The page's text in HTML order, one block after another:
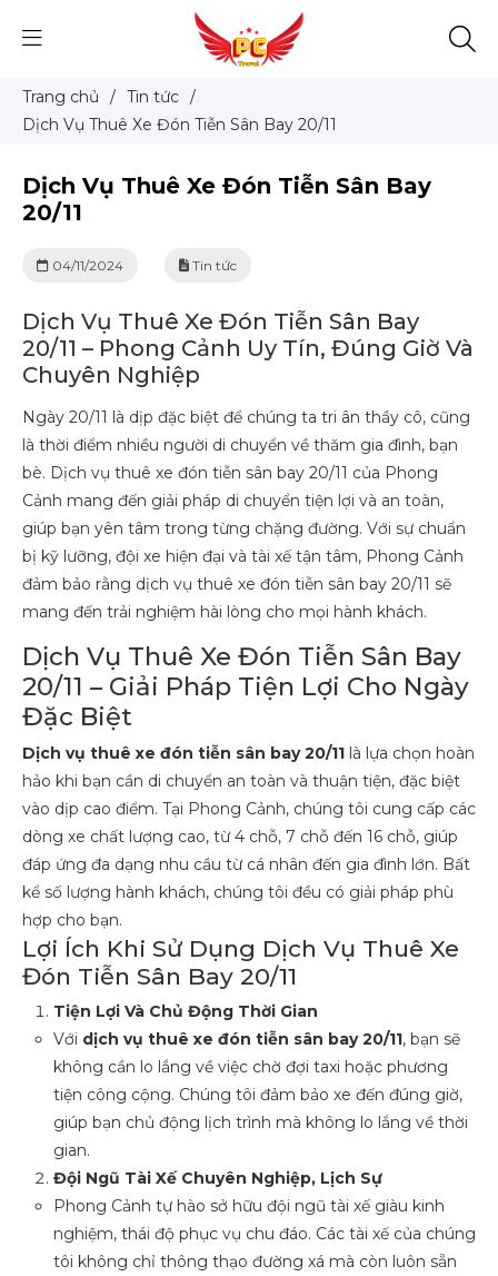
Trang chủ / Tin tức /
Dịch Vụ Thuê Xe Đón Tiễn Sân Bay 20/11
Dịch Vụ Thuê Xe Đón Tiễn Sân Bay
20/11
04/11/2024 Tin tức
Dịch Vụ Thuê Xe Đón Tiễn Sân Bay
20/11 – Phong Cảnh Uy Tín, Đúng Giờ Và
Chuyên Nghiệp
Ngày 20/11 là dịp đặc biệt để chúng ta tri ân thầy cô, cũng
là thời điểm nhiều người di chuyển về thăm gia đình, bạn
bè. Dịch vụ thuê xe đón tiễn sân bay 20/11 của Phong
Cảnh mang đến giải pháp di chuyển tiện lợi và an toàn,
giúp bạn yên tâm trong từng chặng đường. Với sự chuẩn
bị kỹ lưỡng, đội xe hiện đại và tài xế tận tâm, Phong Cảnh
đảm bảo rằng dịch vụ thuê xe đón tiễn sân bay 20/11 sẽ
mang đến trải nghiệm hài lòng cho mọi hành khách.
Dịch Vụ Thuê Xe Đón Tiễn Sân Bay
20/11 – Giải Pháp Tiện Lợi Cho Ngày
Đặc Biệt
Dịch vụ thuê xe đón tiễn sân bay 20/11 là lựa chọn hoàn
hảo khi bạn cần di chuyển an toàn và thuận tiện, đặc biệt
vào dịp cao điểm. Tại Phong Cảnh, chúng tôi cung cấp các
dòng xe chất lượng cao, từ 4 chỗ, 7 chỗ đến 16 chỗ, giúp
đáp ứng đa dạng nhu cầu từ cá nhân đến gia đình lớn. Bất
kể số lượng hành khách, chúng tôi đều có giải pháp phù
hợp cho bạn.
Lợi Ích Khi Sử Dụng Dịch Vụ Thuê Xe
Đón Tiễn Sân Bay 20/11
Tiện Lợi Và Chủ Động Thời Gian
Với dịch vụ thuê xe đón tiễn sân bay 20/11, bạn sẽ
không cần lo lắng về việc chờ đợi taxi hoặc phương
tiện công cộng. Chúng tôi đảm bảo xe đến đúng giờ,
giúp bạn chủ động lịch trình mà không lo lắng về thời
gian.
Đội Ngũ Tài Xế Chuyên Nghiệp, Lịch Sự
Phong Cảnh tự hào sở hữu đội ngũ tài xế giàu kinh
nghiệm, thái độ phục vụ chu đáo. Các tài xế của chúng
tôi không chỉ thông thạo đường xá mà còn luôn sẵn